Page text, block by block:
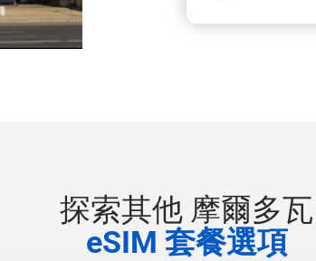
探索其他 摩爾多瓦
eSIM 套餐選項